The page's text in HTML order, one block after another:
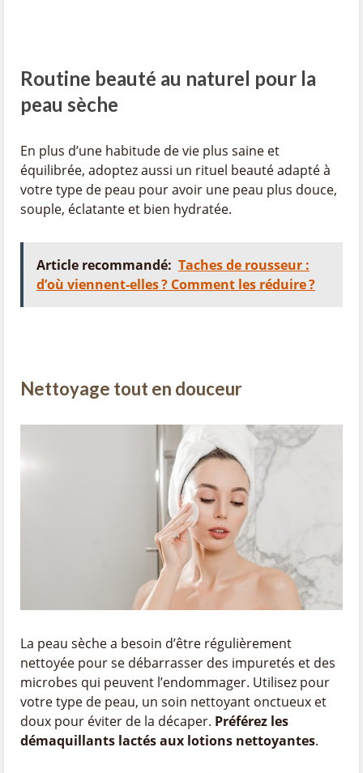
Routine beauté au naturel pour la
peau sèche
En plus d’une habitude de vie plus saine et
équilibrée, adoptez aussi un rituel beauté adapté à
votre type de peau pour avoir une peau plus douce,
souple, éclatante et bien hydratée.
Article recommandé: Taches de rousseur :
d’où viennent-elles ? Comment les réduire ?
Nettoyage tout en douceur
La peau sèche a besoin d’être régulièrement
nettoyée pour se débarrasser des impuretés et des
microbes qui peuvent l’endommager. Utilisez pour
votre type de peau, un soin nettoyant onctueux et
doux pour éviter de la décaper. Préférez les
démaquillants lactés aux lotions nettoyantes.